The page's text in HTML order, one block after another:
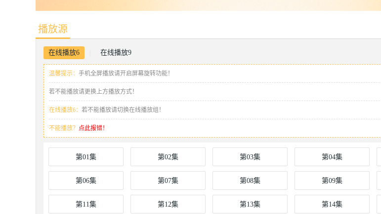
播放源
在线播放6 在线播放9
温馨提示： 手机全屏播放请开启屏幕旋转功能！
若不能播放请更换上方播放方式！
在线播放6： 若不能播放请切换在线播放组！
不能播放？ 点此报错！
第01集 第02集 第03集 第04集
第06集 第07集 第08集 第09集
第11集 第12集 第13集 第14集